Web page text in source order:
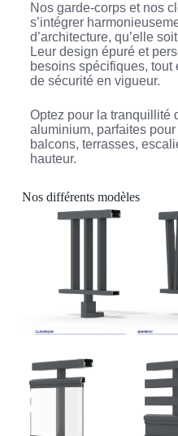
Nos garde-corps et nos
s’intégrer
d’architecture, qu’elle
Leur design épuré et
besoins spécifiques, tout
de sécurité en vigueur.
Optez pour la tranquillité
aluminium, parfaites
balcons, terrasses,
hauteur.
Nos différents modèles